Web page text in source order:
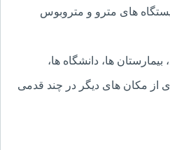
های مترو و متروبوس
بیمارستان ها، دانشگاه ها،
از مکان های دیگر در چند قدمی